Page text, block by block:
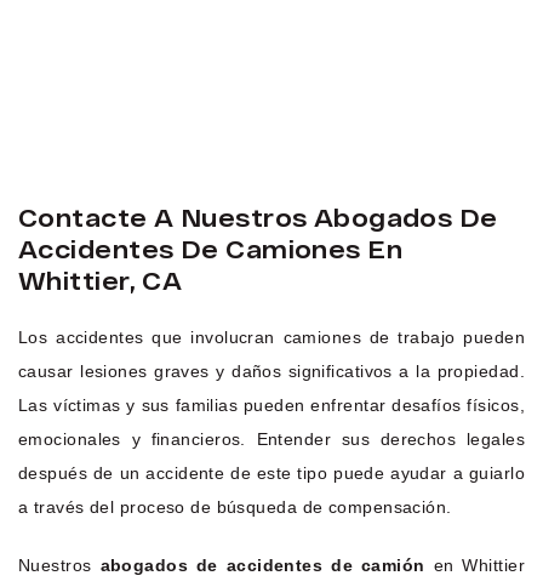
Contacte A Nuestros Abogados De
Accidentes De Camiones En
Whittier, CA
Los accidentes que involucran camiones de trabajo pueden
causar lesiones graves y daños significativos a la propiedad.
Las víctimas y sus familias pueden enfrentar desafíos físicos,
emocionales y financieros. Entender sus derechos legales
después de un accidente de este tipo puede ayudar a guiarlo
a través del proceso de búsqueda de compensación.
Nuestros abogados de accidentes de camión en Whittier